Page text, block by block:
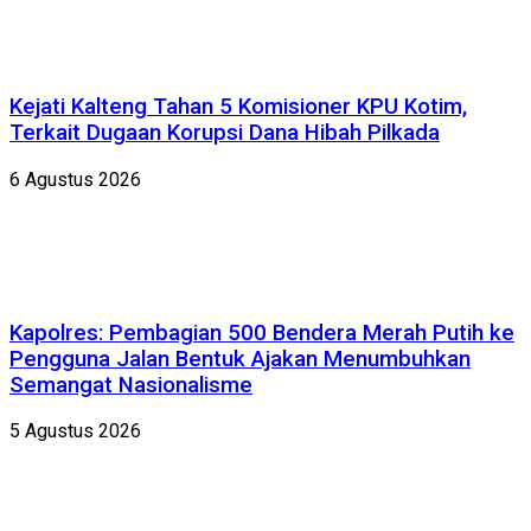
Kejati Kalteng Tahan 5 Komisioner KPU Kotim,
Terkait Dugaan Korupsi Dana Hibah Pilkada
6 Agustus 2026
Kapolres: Pembagian 500 Bendera Merah Putih ke
Pengguna Jalan Bentuk Ajakan Menumbuhkan
Semangat Nasionalisme
5 Agustus 2026